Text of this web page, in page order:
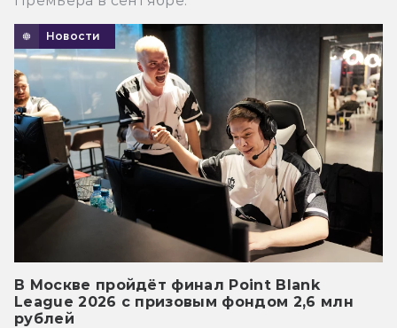
Новости
В Москве пройдёт финал Point Blank
League 2026 с призовым фондом 2,6 млн
рублей